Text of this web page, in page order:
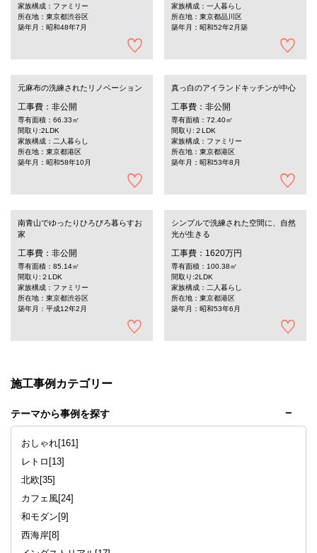
施工事例カテゴリー
テーマから事例を探す
おしゃれ[161]
レトロ[13]
北欧[35]
カフェ風[24]
和モダン[9]
西海岸[8]
家族構成：ファミリー
所在地：東京都渋谷区
築年月：昭和48年7月
家族構成：一人暮らし
所在地：東京都品川区
築年月：昭和52年2月築
元麻布の洗練されたリノベーション
工事費：非公開
専有面積：66.33㎡
間取り:2LDK
家族構成：二人暮らし
所在地：東京都港区
築年月：昭和58年10月
真っ白のアイランドキッチンが中心
工事費：非公開
専有面積：72.40㎡
間取り:２LDK
家族構成：ファミリー
所在地：東京都港区
築年月：昭和53年8月
南青山でゆったりひろびろ暮らすお
家
工事費：非公開
専有面積：85.14㎡
間取り:２LDK
家族構成：ファミリー
所在地：東京都渋谷区
築年月：平成12年2月
シンプルで洗練された空間に、自然
光が生きる
工事費：1620万円
専有面積：100.38㎡
間取り:2LDK
家族構成：二人暮らし
所在地：東京都港区
築年月：昭和53年6月